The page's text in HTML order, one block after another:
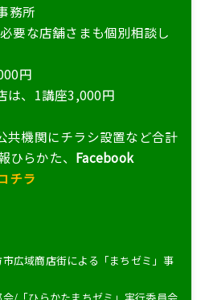
務所
要な店舗さまも個別相談し
円
は、1講座3,000円
共機関にチラシ設置など合計
らかた、 Facebook
チラ
広域商店街による「まちゼミ」事